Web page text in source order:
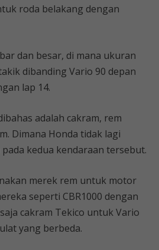
roda belakang dengan
dan besar, di mana ukuran
dibanding Vario 90 depan
lap 14.
adalah cakram, rem
Dimana Honda tidak lagi
kedua kendaraan tersebut.
merek rem untuk motor
seperti CBR1000 dengan
cakram Tekico untuk Vario
yang berbeda.